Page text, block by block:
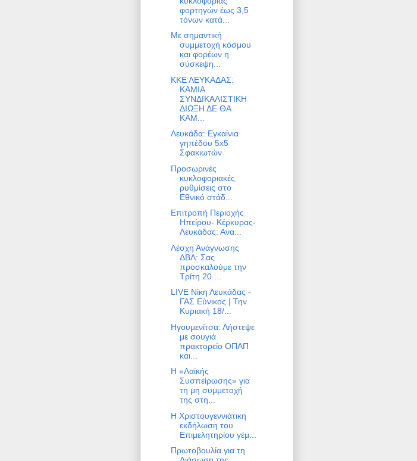
φορτηγών έως 3,5
τόνων κατά...
Με σημαντική
συμμετοχή κόσμου
και φορέων η
σύσκεψη...
ΚΚΕ ΛΕΥΚΑΔΑΣ:
ΚΑΜΙΑ
ΣΥΝΔΙΚΑΛΙΣΤΙΚΗ
ΔΙΩΞΗ ΔΕ ΘΑ
ΚΑΜ...
Λευκάδα: Εγκαίνια
γηπέδου 5x5
Σφακιωτών
Προσωρινές
κυκλοφοριακές
ρυθμίσεις στο
Εθνικό στάδ...
Επιτροπή Περιοχής
Ηπείρου- Κέρκυρας-
Λευκάδας: Ανα...
Λέσχη Ανάγνωσης
ΔΒΛ: Σας
προσκαλούμε την
Τρίτη 20 ...
LIVE Νίκη Λευκάδας -
ΓΑΣ Εύνικος | Την
Κυριακή 18/...
Ηγουμενίτσα: Λήστεψε
με σουγιά
πρακτορείο ΟΠΑΠ
και...
Η «Λαϊκής
Συσπείρωσης» για
τη μη συμμετοχή
της στη...
Η Χριστουγεννιάτικη
εκδήλωση του
Επιμελητηρίου γέμ...
Πρωτοβουλία για τη